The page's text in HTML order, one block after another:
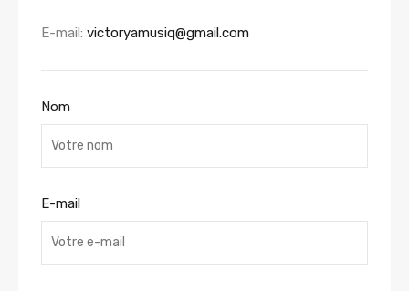
E-mail: victoryamusiq@gmail.com
Nom
E-mail